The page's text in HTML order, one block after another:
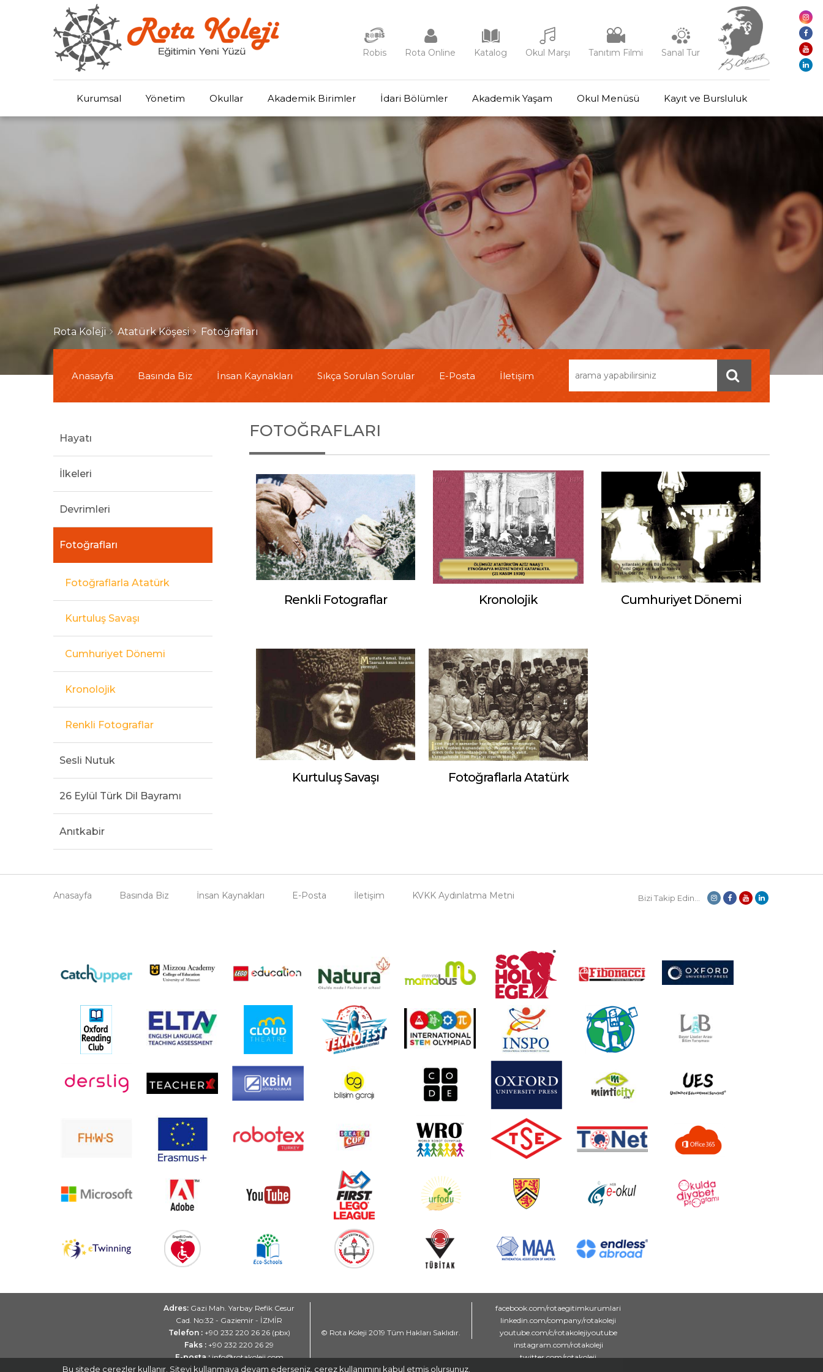
Robis Rota Online Katalog Okul Marşı Tanıtım Filmi Sanal Tur
Kurumsal Yönetim Okullar Akademik Birimler İdari Bölümler Akademik Yaşam Okul Menüsü Kayıt ve Bursluluk
Rota Koleji Atatürk Köşesi Fotoğrafları
Anasayfa Basında Biz İnsan Kaynakları Sıkça Sorulan Sorular E-Posta İletişim
Hayatı
İlkeleri
Devrimleri
Fotoğrafları
Fotoğraflarla Atatürk
Kurtuluş Savaşı
Cumhuriyet Dönemi
Kronolojik
Renkli Fotograflar
Sesli Nutuk
26 Eylül Türk Dil Bayramı
Anıtkabir
FOTOĞRAFLARI
Renkli Fotograflar Kronolojik Cumhuriyet Dönemi
Kurtuluş Savaşı Fotoğraflarla Atatürk
Anasayfa Basında Biz İnsan Kaynakları E-Posta İletişim KVKK Aydınlatma Metni Bizi Takip Edin...
Adres: Gazi Mah. Yarbay Refik Cesur
Cad. No:32 - Gaziemir - İZMİR
Telefon : +90 232 220 26 26 (pbx)
Faks : +90 232 220 26 29
E-posta :info@rotakoleji.com
© Rota Koleji 2019 Tüm Hakları Saklıdır.
facebook.com/rotaegitimkurumlari
linkedin.com/company/rotakoleji
youtube.com/c/rotakolejiyoutube
instagram.com/rotakoleji
twitter.com/rotakoleji
Bu sitede çerezler kullanır. Siteyi kullanmaya devam ederseniz, çerez kullanımını kabul etmiş olursunuz.